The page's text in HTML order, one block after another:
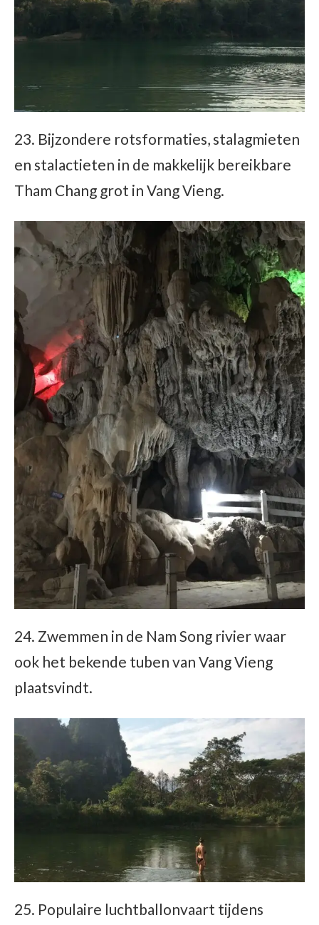
23. Bijzondere rotsformaties, stalagmieten
en stalactieten in de makkelijk bereikbare
Tham Chang grot in Vang Vieng.
24. Zwemmen in de Nam Song rivier waar
ook het bekende tuben van Vang Vieng
plaatsvindt.
25. Populaire luchtballonvaart tijdens